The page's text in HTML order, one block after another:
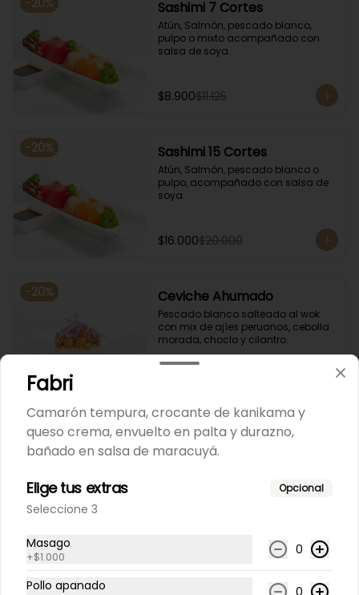
-20% Sashimi 7 Cortes
Atún, Salmón, pescado blanco,
pulpo o mixto acompañado con
salsa de soya.
$8.900$11.125
-20% Sashimi 15 Cortes
Atún, Salmón, pescado blanco o
pulpo, acompañado con salsa de
soya.
$16.000$20.000
-20% Ceviche Ahumado
Pescado blanco salteado al wok
con mix de ajíes peruanos, cebolla
morada, choclo y cilantro.
-20% Ceviche Nikkei
Pescados a elección + ostiones,
-20%
Fabri
Camarón tempura, crocante de kanikama y
queso crema, envuelto en palta y durazno,
bañado en salsa de maracuyá.
Elige tus extras Opcional
Seleccione 3
Masago
+$1.000 0
Pollo apanado 0